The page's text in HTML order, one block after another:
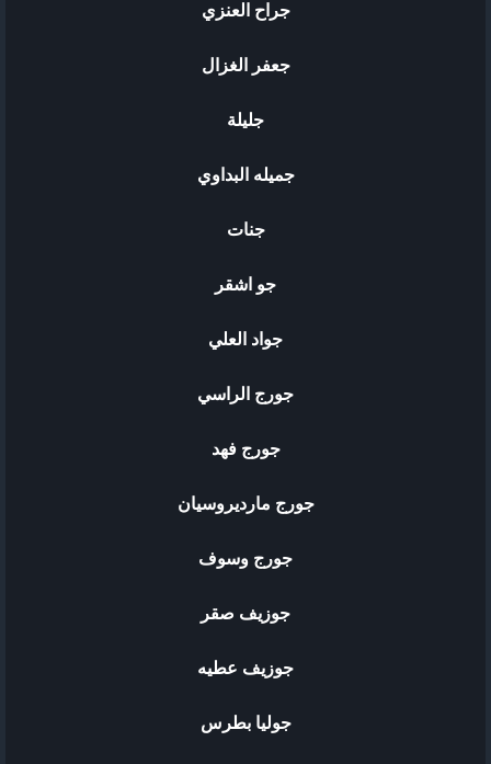
جراح العنزي
جعفر الغزال
جليلة
جميله البداوي
جنات
جو اشقر
جواد العلي
جورج الراسي
جورج فهد
جورج مارديروسيان
جورج وسوف
جوزيف صقر
جوزيف عطيه
جوليا بطرس